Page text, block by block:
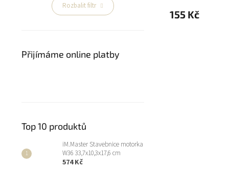
Rozbalit filtr
Přijímáme online platby
Top 10 produktů
iM.Master Stavebnice motorka
W36 33,7x10,3x17,6 cm
574 Kč
155 Kč